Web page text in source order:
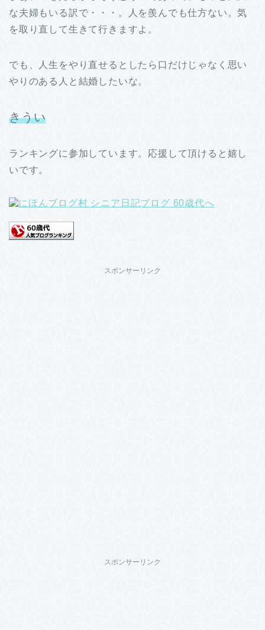
な夫婦もいる訳で・・・。人を羨んでも仕方ない。気
を取り直して生きて行きますよ。
でも、人生をやり直せるとしたら口だけじゃなく思い
やりのある人と結婚したいな。
きうい
ランキングに参加しています。応援して頂けると嬉し
いです。
スポンサーリンク
スポンサーリンク